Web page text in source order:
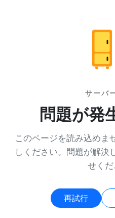
サーバ
問題が発
このページを読み込めま
しください。問題が解決
せくだ
再試行